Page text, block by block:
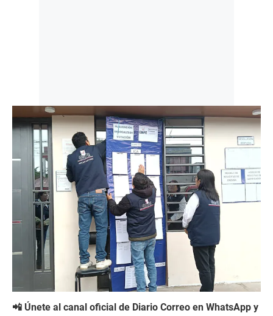
📲 Únete al canal oficial de Diario Correo en WhatsApp y